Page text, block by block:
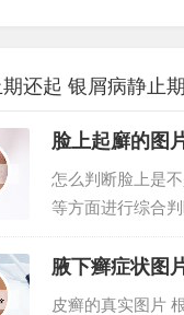
还起 银屑病静止
脸上起廯的图
怎么判断脸上是
等方面进行综合
而且颜色会出现
色的鳞屑脱落。
腋下癣症状图
皮癣的真实图片